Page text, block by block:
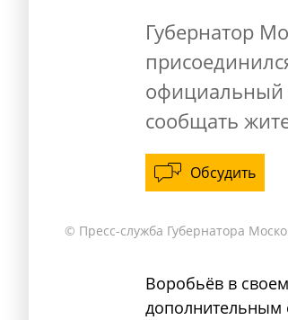
Губернатор
официальный
сообщать
Обсудить
© Пресс-служба Губернатора
Воробьёв в
дополнительным